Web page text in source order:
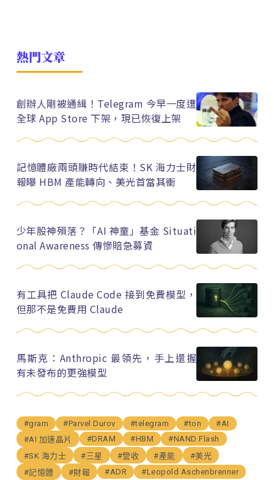
熱門文章
創辦人剛被通緝！Telegram 今早一度遭
全球 App Store 下架，現已恢復上架
記憶體廠兩頭賺時代結束！SK 海力士財
報曝 HBM 產能轉向、美光首當其衝
少年股神殞落？「AI 神童」基金 Situati
onal Awareness 傳慘賠急募資
有工具把 Claude Code 接到免費模型，
但那不是免費用 Claude
馬斯克：Anthropic 最領先，手上還握
有未發布的更強模型
#gram #Parvel Durov #telegram #ton
#AI
#AI 加速晶片
#DRAM #HBM
#NAND Flash
#SK 海力士
#三星 #營收 #產能
#美光
#記憶體
#財報 #ADR
#Leopold Aschenbrenner